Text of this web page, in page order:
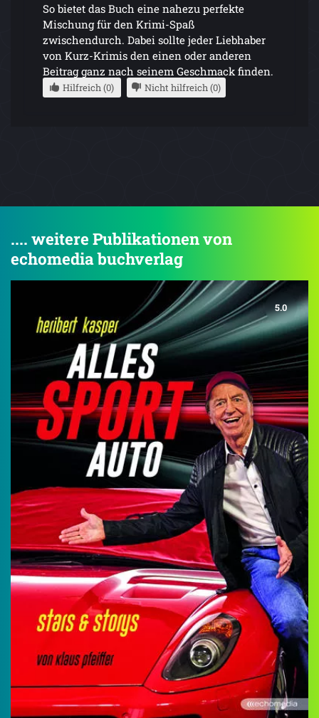
So bietet das Buch eine nahezu perfekte
Mischung für den Krimi-Spaß
zwischendurch. Dabei sollte jeder Liebhaber
von Kurz-Krimis den einen oder anderen
Beitrag ganz nach seinem Geschmack finden.
Hilfreich (0) Nicht hilfreich (0)
.... weitere Publikationen von
echomedia buchverlag
5.0